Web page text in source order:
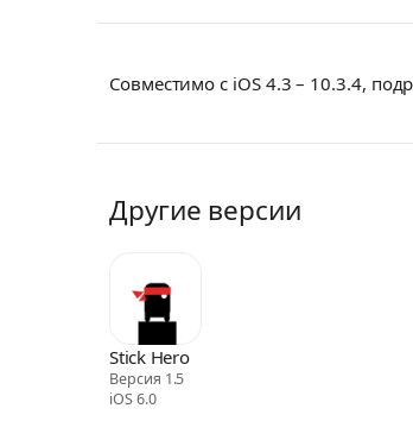
Совместимо с iOS 4.3 – 10.3.4,
Другие версии
Stick Hero
Версия 1.5
iOS 6.0